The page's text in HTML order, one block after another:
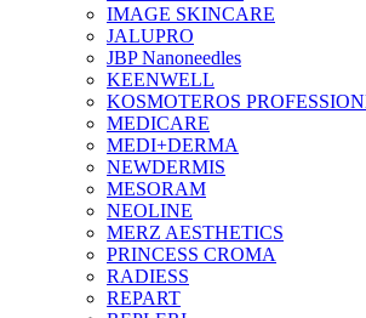
IMAGE SKINCARE
JALUPRO
JBP Nanoneedles
KEENWELL
KOSMOTEROS
MEDICARE
MEDI+DERMA
NEWDERMIS
MESORAM
NEOLINE
MERZ AESTHETICS
PRINCESS CROMA
RADIESS
REPART